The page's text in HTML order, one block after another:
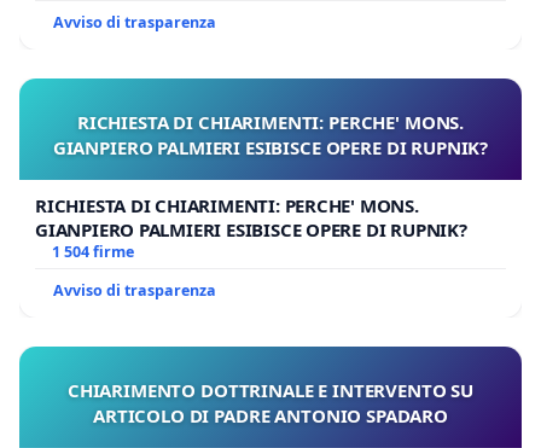
Avviso di trasparenza
RICHIESTA DI CHIARIMENTI: PERCHE' MONS.
GIANPIERO PALMIERI ESIBISCE OPERE DI RUPNIK?
RICHIESTA DI CHIARIMENTI: PERCHE' MONS.
GIANPIERO PALMIERI ESIBISCE OPERE DI RUPNIK?
1 504 firme
Avviso di trasparenza
CHIARIMENTO DOTTRINALE E INTERVENTO SU
ARTICOLO DI PADRE ANTONIO SPADARO